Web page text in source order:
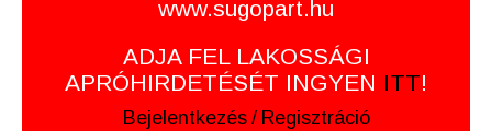
www.sugopart.hu
ADJA FEL LAKOSSÁGI
APRÓHIRDETÉSÉT INGYEN ITT!
Bejelentkezés / Regisztráció